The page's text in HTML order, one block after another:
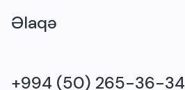
Əlaqə
+994 (50) 265-36-34